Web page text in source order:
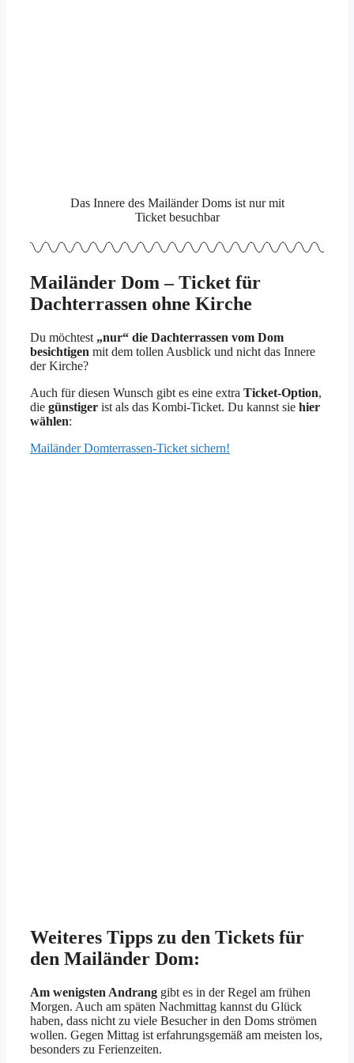
Das Innere des Mailänder Doms ist nur mit
Ticket besuchbar
Mailänder Dom – Ticket für
Dachterrassen ohne Kirche
Du möchtest „nur“ die Dachterrassen vom Dom
besichtigen mit dem tollen Ausblick und nicht das Innere
der Kirche?
Auch für diesen Wunsch gibt es eine extra Ticket-Option,
die günstiger ist als das Kombi-Ticket. Du kannst sie hier
wählen:
Mailänder Domterrassen-Ticket sichern!
Weiteres Tipps zu den Tickets für
den Mailänder Dom:
Am wenigsten Andrang gibt es in der Regel am frühen
Morgen. Auch am späten Nachmittag kannst du Glück
haben, dass nicht zu viele Besucher in den Doms strömen
wollen. Gegen Mittag ist erfahrungsgemäß am meisten los,
besonders zu Ferienzeiten.